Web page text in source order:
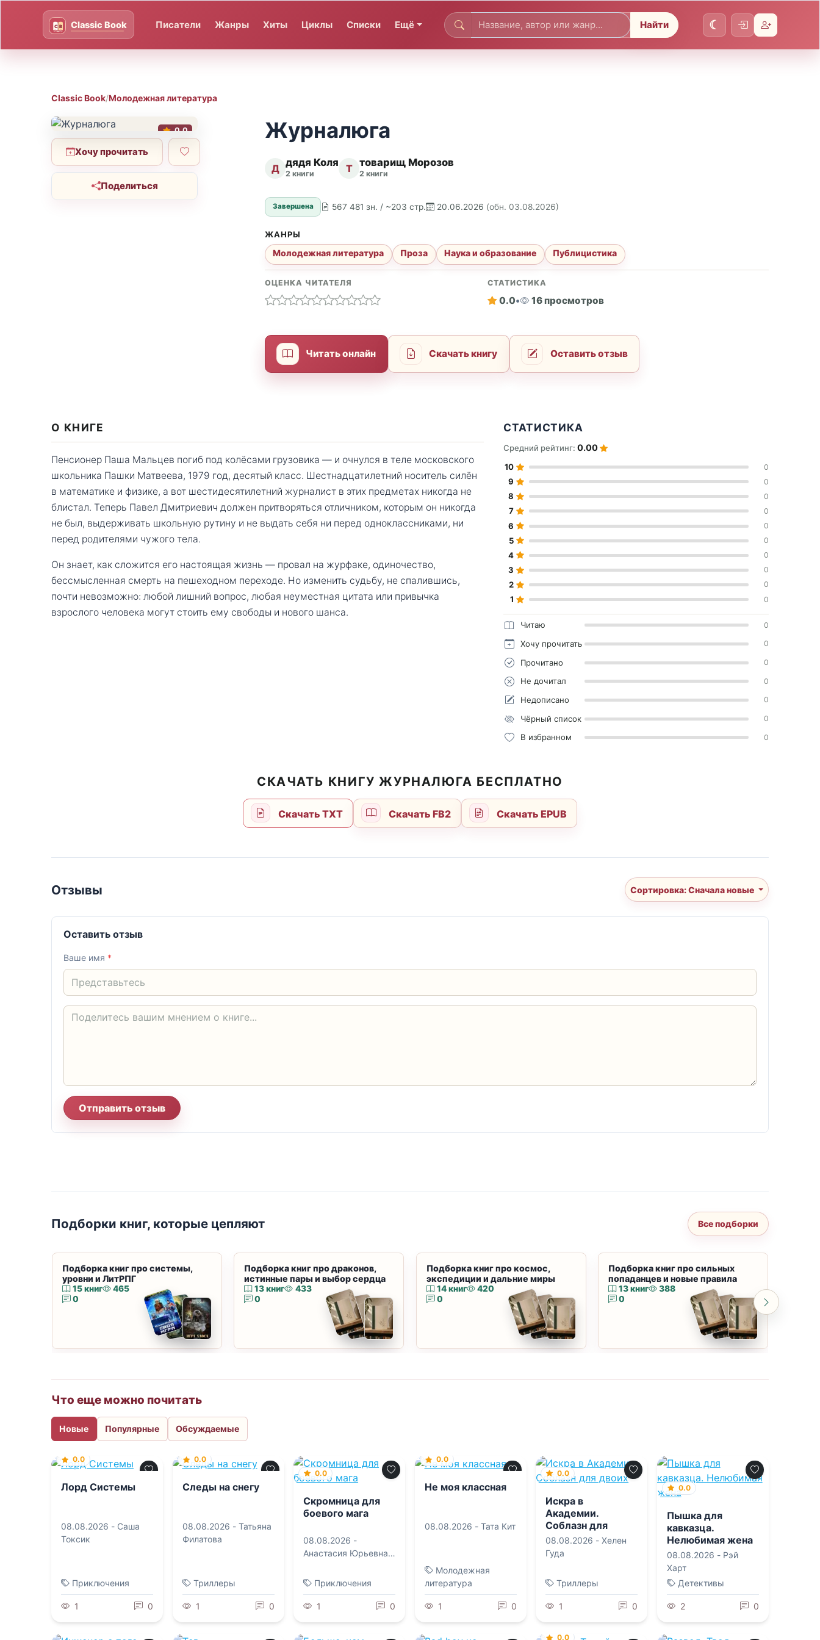
Писатели Жанры Хиты Циклы Списки Ещё Найти
Classic Book/Молодежная литература
0.0
Хочу прочитать
Поделиться
Журналюга
Д дядя Коля
2 книги Т товарищ Морозов
2 книги
Завершена 567 481 зн. / ~203 стр. 20.06.2026 (обн. 03.08.2026)
ЖАНРЫ
Молодежная литература Проза Наука и образование Публицистика
ОЦЕНКА ЧИТАТЕЛЯ СТАТИСТИКА
0.0• 16 просмотров
Читать онлайн Скачать книгу Оставить отзыв
О КНИГЕ
Пенсионер Паша Мальцев погиб под колёсами грузовика — и очнулся в теле московского
школьника Пашки Матвеева, 1979 год, десятый класс. Шестнадцатилетний носитель силён
в математике и физике, а вот шестидесятилетний журналист в этих предметах никогда не
блистал. Теперь Павел Дмитриевич должен притворяться отличником, которым он никогда
не был, выдерживать школьную рутину и не выдать себя ни перед одноклассниками, ни
перед родителями чужого тела.
Он знает, как сложится его настоящая жизнь — провал на журфаке, одиночество,
бессмысленная смерть на пешеходном переходе. Но изменить судьбу, не спалившись,
почти невозможно: любой лишний вопрос, любая неуместная цитата или привычка
взрослого человека могут стоить ему свободы и нового шанса.
СТАТИСТИКА
Средний рейтинг:0.00
10 0
9 0
8 0
7 0
6 0
5 0
4 0
3 0
2 0
1 0
Читаю 0
Хочу прочитать 0
Прочитано 0
Не дочитал 0
Недописано 0
Чёрный список 0
В избранном 0
СКАЧАТЬ КНИГУ ЖУРНАЛЮГА БЕСПЛАТНО
Скачать TXT Скачать FB2 Скачать EPUB
Отзывы Сортировка: Сначала новые
Оставить отзыв
Ваше имя *
Отправить отзыв
Подборки книг, которые цепляют Все подборки
Подборка книг про системы,
уровни и ЛитРПГ
15 книг
465
0
Подборка книг про драконов,
истинные пары и выбор сердца
13 книг
433
0
Подборка книг про космос,
экспедиции и дальние миры
14 книг
420
0
Подборка книг про сильных
попаданцев и новые правила
13 книг
388
0
Что еще можно почитать
Новые Популярные Обсуждаемые
0.0
Лорд Системы
08.08.2026 - Саша
Токсик
Приключения
1 0
0.0
Следы на снегу
08.08.2026 - Татьяна
Филатова
Триллеры
1 0
0.0
Скромница для
боевого мага
08.08.2026 -
Анастасия Юрьевна
Приключения
1 0
0.0
Не моя классная
08.08.2026 - Тата Кит
Молодежная
литература
1 0
0.0
Искра в
Академии.
Соблазн для
двоих
08.08.2026 -Хелен
Гуда
Триллеры
1 0
0.0
Пышка для
кавказца.
Нелюбимая жена
08.08.2026 - Рэй
Харт
Детективы
2 0
0.0